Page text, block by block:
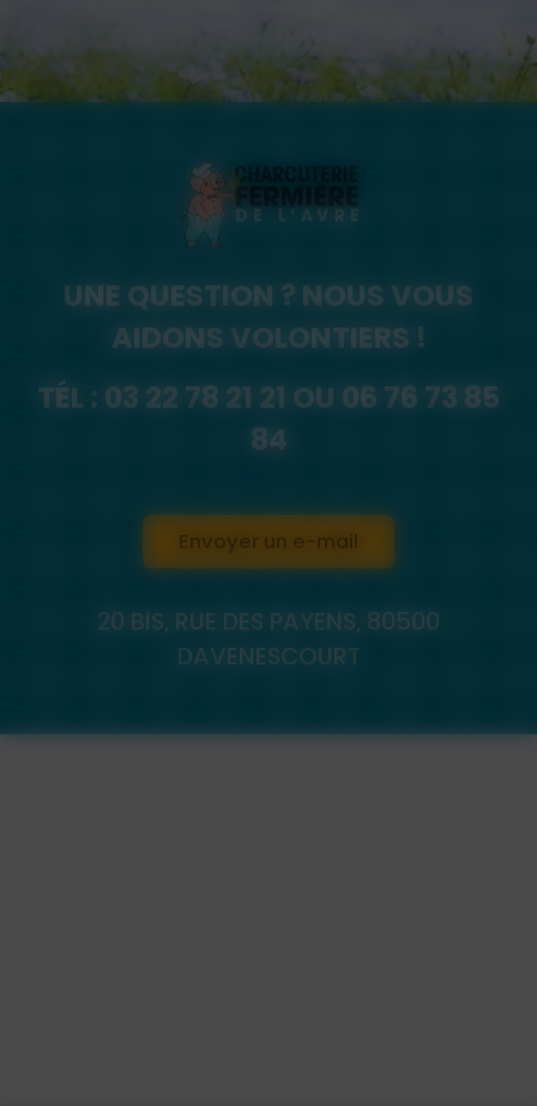
UNE QUESTION ? NOUS VOUS
AIDONS VOLONTIERS !
TÉL : 03 22 78 21 21 OU 06 76 73 85
84
Envoyer un e-mail
20 BIS, RUE DES PAYENS, 80500
DAVENESCOURT